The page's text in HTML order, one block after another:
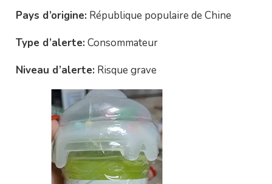
Pays d’origine: République populaire de Chine
Type d’alerte: Consommateur
Niveau d’alerte: Risque grave